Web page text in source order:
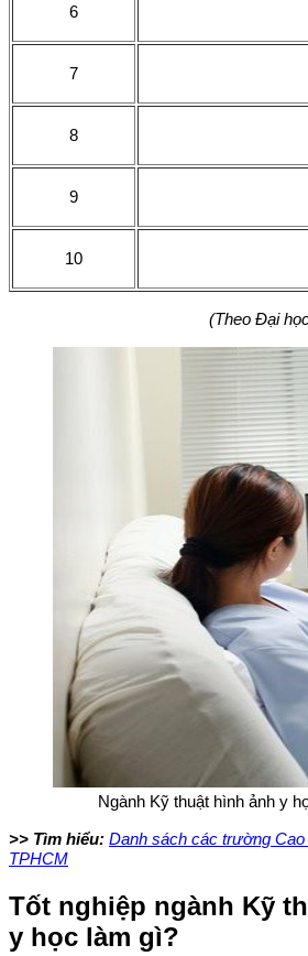
6
7
8
9
10
(Theo Đại
Ngành Kỹ thuật hình ảnh y
>> Tìm hiểu: Danh sách các trường
TPHCM
Tốt nghiệp ngành Kỹ
y học làm gì?